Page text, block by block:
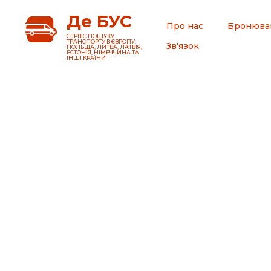
Де БУС
CЕРВІС ПОШУКУ
ТРАНСПОРТУ В ЄВРОПУ:
ПОЛЬЩА, ЛИТВА, ЛАТВІЯ,
ЕСТОНІЯ, НІМЕЧЧИНА ТА
ІНШІ КРАЇНИ
Про нас
Зв'язок